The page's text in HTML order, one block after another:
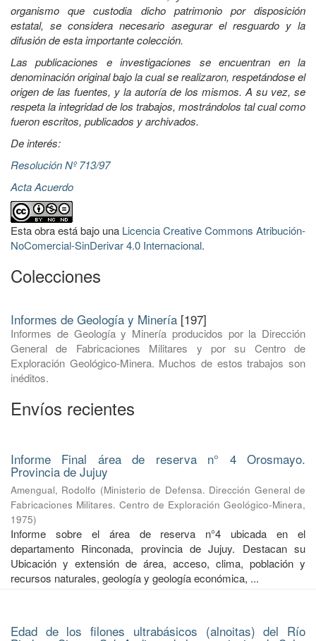
organismo que custodia dicho patrimonio por disposición
estatal, se considera necesario asegurar el resguardo y la
difusión de esta importante colección.
Las publicaciones e investigaciones se encuentran en la
denominación original bajo la cual se realizaron, respetándose el
origen de las fuentes, y la autoría de los mismos. A su vez, se
respeta la integridad de los trabajos, mostrándolos tal cual como
fueron escritos, publicados y archivados.
De interés:
Resolución Nº 713/97
Acta Acuerdo
Esta obra está bajo una Licencia Creative Commons Atribución-
NoComercial-SinDerivar 4.0 Internacional.
Colecciones
Informes de Geología y Minería [197]
Informes de Geología y Minería producidos por la Dirección
General de Fabricaciones Militares y por su Centro de
Exploración Geológico-Minera. Muchos de estos trabajos son
inéditos.
Envíos recientes
Informe Final área de reserva n° 4 Orosmayo.
Provincia de Jujuy
Amengual, Rodolfo (Ministerio de Defensa. Dirección General de
Fabricaciones Militares. Centro de Exploración Geológico-Minera,
1975)
Informe sobre el área de reserva n°4 ubicada en el
departamento Rinconada, provincia de Jujuy. Destacan su
Ubicación y extensión de área, acceso, clima, población y
recursos naturales, geología y geología económica, ...
Edad de los filones ultrabásicos (alnoitas) del Río